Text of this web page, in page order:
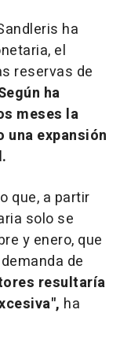
ha
el
reservas de
ha
meses la
expansión
que, a partir
solo se
y enero, que
de
resultaría
ha